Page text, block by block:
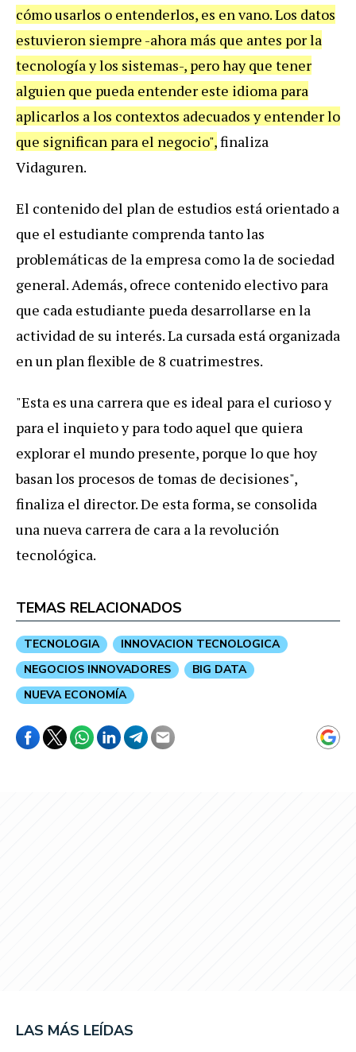
cómo usarlos o entenderlos, es en vano.Los datos
estuvieron siempre -ahora más que antes por la
tecnología y los sistemas-, pero hay que tener
alguien que pueda entender este idioma para
aplicarlos a los contextos adecuados y entender lo
que significan para el negocio",finaliza
Vidaguren.
El contenido del plan de estudios está orientado a
que el estudiante comprenda tanto las
problemáticas de la empresa como la de sociedad
general. Además, ofrece contenido electivo para
que cada estudiante pueda desarrollarse en la
actividad de su interés. La cursada está organizada
en un plan flexible de 8 cuatrimestres.
"Esta es una carrera que es ideal para el curioso y
para el inquieto y para todo aquel que quiera
explorar el mundo presente, porque lo que hoy
basan los procesos de tomas de decisiones",
finaliza el director. De esta forma, se consolida
una nueva carrera de cara a la revolución
tecnológica.
TEMAS RELACIONADOS
TECNOLOGIA
INNOVACION TECNOLOGICA
NEGOCIOS INNOVADORES
BIG DATA
NUEVA ECONOMÍA
LAS MÁS LEÍDAS